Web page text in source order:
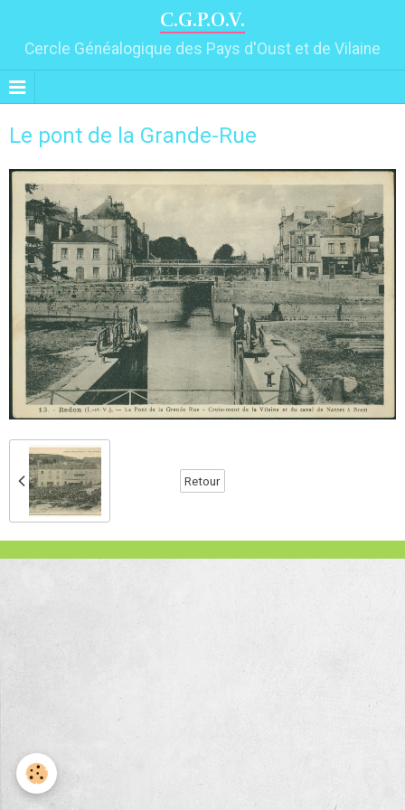
C.G.P.O.V.
Cercle Généalogique des Pays d'Oust et de Vilaine
Le pont de la Grande-Rue
Retour